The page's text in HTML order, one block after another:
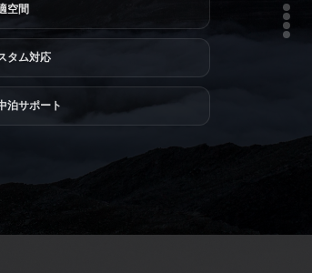
NEW / USED SALES
空間
タム対応
泊サポート